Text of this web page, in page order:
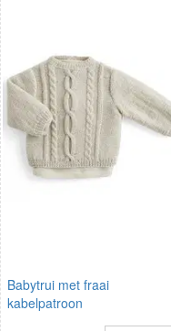
Babytrui met fraai
kabelpatroon